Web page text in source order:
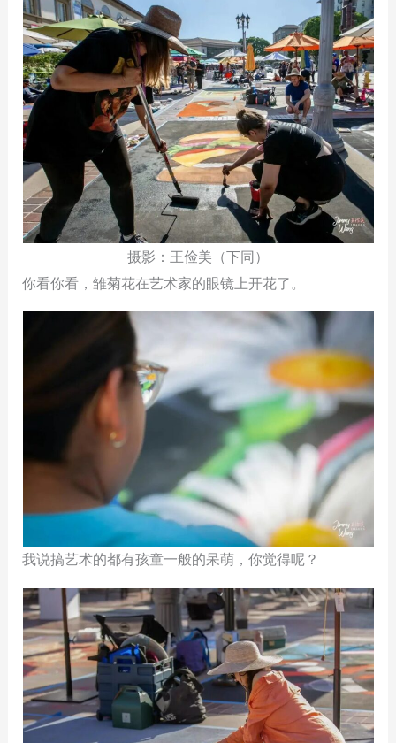
摄影：王俭美（下同）
你看你看，雏菊花在艺术家的眼镜上开花了。
我说搞艺术的都有孩童一般的呆萌，你觉得呢？